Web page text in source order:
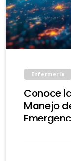
Enfermería
Conoce
Manejo